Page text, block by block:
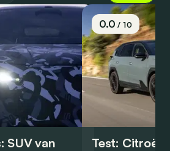
SUV van
0.0/ 10
Test: Citroën